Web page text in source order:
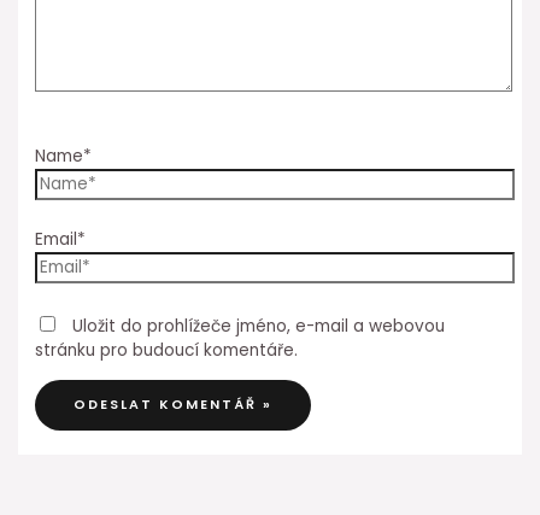
Name*
Email*
Uložit do prohlížeče jméno, e-mail a webovou
stránku pro budoucí komentáře.